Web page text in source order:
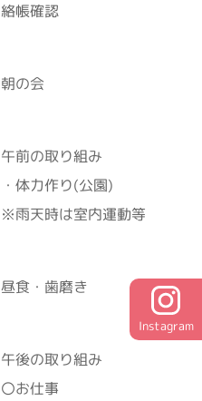
絡帳確認
朝の会
午前の取り組み
・体力作り(公園)
※雨天時は室内運動等
昼食・歯磨き
午後の取り組み
〇お仕事
Instagram